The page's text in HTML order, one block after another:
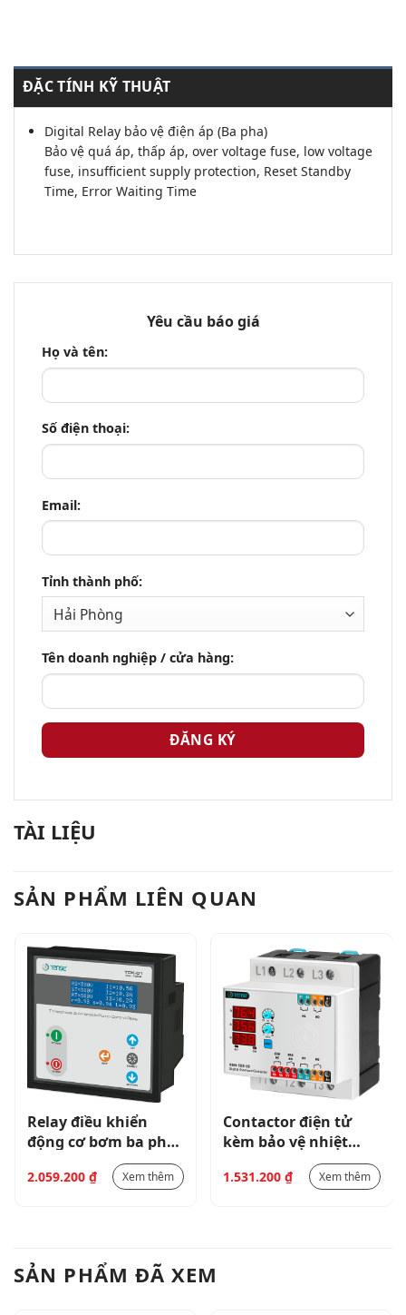
ĐẶC TÍNH KỸ THUẬT
Digital Relay bảo vệ điện áp (Ba pha)
Bảo vệ quá áp, thấp áp, over voltage fuse, low voltage
fuse, insufficient supply protection, Reset Standby
Time, Error Waiting Time
Yêu cầu báo giá
Họ và tên:
Số điện thoại:
Email:
Tỉnh thành phố:
Tên doanh nghiệp / cửa hàng:
TÀI LIỆU
SẢN PHẨM LIÊN QUAN
Relay điều khiển
động cơ bơm ba pha
2.059.200 ₫ Xem thêm
Contactor điện tử
kèm bảo vệ nhiệt
1.531.200 ₫ Xem thêm
SẢN PHẨM ĐÃ XEM